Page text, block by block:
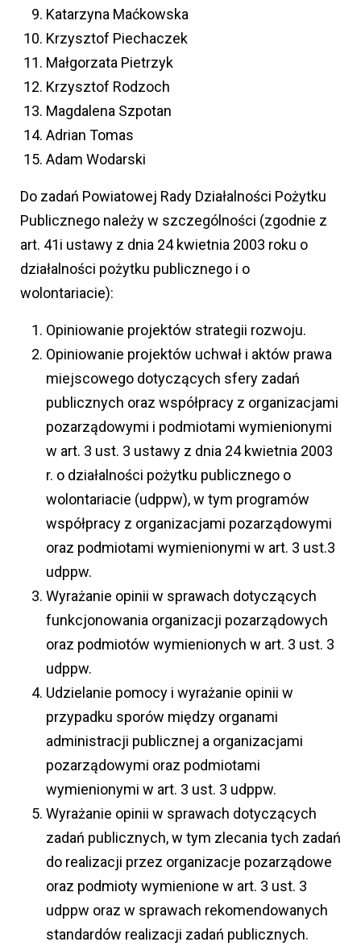
Katarzyna Maćkowska
Krzysztof Piechaczek
Małgorzata Pietrzyk
Krzysztof Rodzoch
Magdalena Szpotan
Adrian Tomas
Adam Wodarski
Do zadań Powiatowej Rady Działalności Pożytku
Publicznego należy w szczególności (zgodnie z
art. 41i ustawy z dnia 24 kwietnia 2003 roku o
działalności pożytku publicznego i o
wolontariacie):
Opiniowanie projektów strategii rozwoju.
Opiniowanie projektów uchwał i aktów prawa
miejscowego dotyczących sfery zadań
publicznych oraz współpracy z organizacjami
pozarządowymi i podmiotami wymienionymi
w art. 3 ust. 3 ustawy z dnia 24 kwietnia 2003
r. o działalności pożytku publicznego o
wolontariacie (udppw), w tym programów
współpracy z organizacjami pozarządowymi
oraz podmiotami wymienionymi w art. 3 ust.3
udppw.
Wyrażanie opinii w sprawach dotyczących
funkcjonowania organizacji pozarządowych
oraz podmiotów wymienionych w art. 3 ust. 3
udppw.
Udzielanie pomocy i wyrażanie opinii w
przypadku sporów między organami
administracji publicznej a organizacjami
pozarządowymi oraz podmiotami
wymienionymi w art. 3 ust. 3 udppw.
Wyrażanie opinii w sprawach dotyczących
zadań publicznych, w tym zlecania tych zadań
do realizacji przez organizacje pozarządowe
oraz podmioty wymienione w art. 3 ust. 3
udppw oraz w sprawach rekomendowanych
standardów realizacji zadań publicznych.